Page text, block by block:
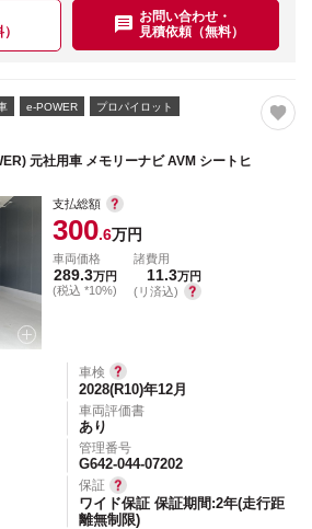
お問い合わせ・
見積依頼（無料）
e-POWER プロパイロット
元社用車 メモリーナビ AVM シートヒ
支払総額
300.6万円
車両価格
289.3万円
(税込 *10%)
諸費用
11.3万円
(リ済込)
車検
2028(R10)年12月
車両評価書
あり
管理番号
G642-044-07202
保証
ワイド保証 保証期間:2年(走行距
離無制限)